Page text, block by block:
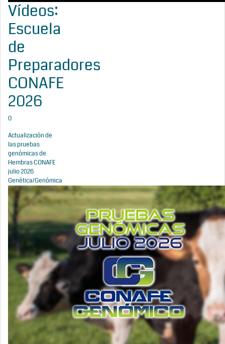
Vídeos:
Escuela
de
Preparadores
CONAFE
2026
0
Actualización de
las pruebas
genómicas de
Hembras CONAFE
julio 2026
Genética/Genómica